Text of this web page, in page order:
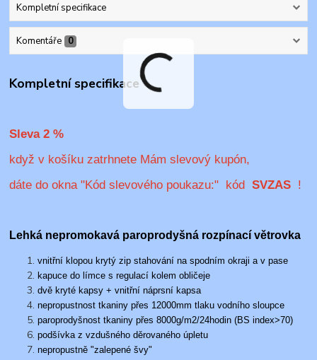
Kompletní specifikace
Komentáře 0
Kompletní specifikace
Sleva 2 %
když v košíku zatrhnete Mám slevový kupón,
dáte do okna "Kód slevového poukazu:" kódSVZAS !
Lehká nepromokavá paroprodyšná rozpínací větrovka
vnitřní klopou krytý zip stahování na spodním okraji a v pase
kapuce do límce s regulací kolem obličeje
dvě kryté kapsy + vnitřní náprsní kapsa
nepropustnost tkaniny přes 12000mm tlaku vodního sloupce
paroprodyšnost tkaniny přes 8000g/m2/24hodin (BS index>70)
podšívka z vzdušného děrovaného úpletu
nepropustně "zalepené švy"